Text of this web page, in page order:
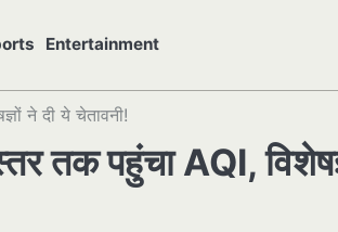
Entertainment
ने दी ये चेतावनी!
तक पहुंचा AQI,